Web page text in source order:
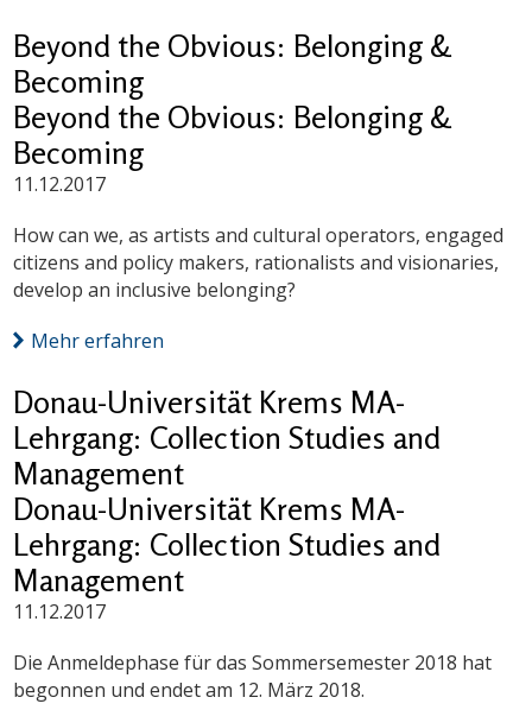
Beyond the Obvious: Belonging &
Becoming
Beyond the Obvious: Belonging &
Becoming
11.12.2017
How can we, as artists and cultural operators, engaged
citizens and policy makers, rationalists and visionaries,
develop an inclusive belonging?
Mehr erfahren
Donau-Universität Krems MA-
Lehrgang: Collection Studies and
Management
Donau-Universität Krems MA-
Lehrgang: Collection Studies and
Management
11.12.2017
Die Anmeldephase für das Sommersemester 2018 hat
begonnen und endet am 12. März 2018.